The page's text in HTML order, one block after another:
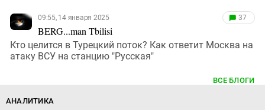
09:55, 14 января 2025
BERG...man Tbilisi
37
Кто целится в Турецкий поток? Как ответит Москва на
атаку ВСУ на станцию "Русская"
ВСЕ БЛОГИ
АНАЛИТИКА